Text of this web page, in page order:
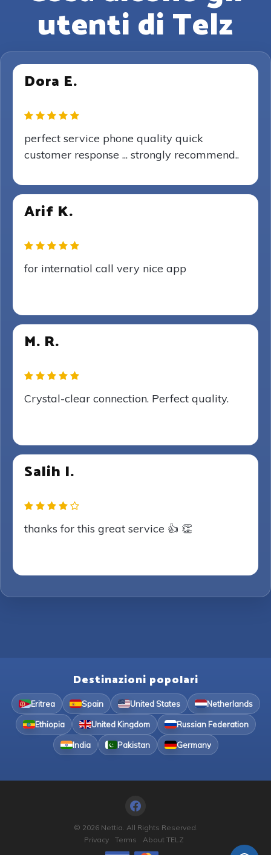
utenti di Telz
Dora E.
perfect service phone quality quick
customer response ... strongly recommend..
Arif K.
for internatiol call very nice app
M. R.
Crystal-clear connection. Perfect quality.
Salih I.
thanks for this great service 👍 👏
Destinazioni popolari
Eritrea Spain United States Netherlands
Ethiopia United Kingdom Russian Federation
India Pakistan Germany
© 2026 Nettia. All Rights Reserved.
Privacy
Terms About TELZ